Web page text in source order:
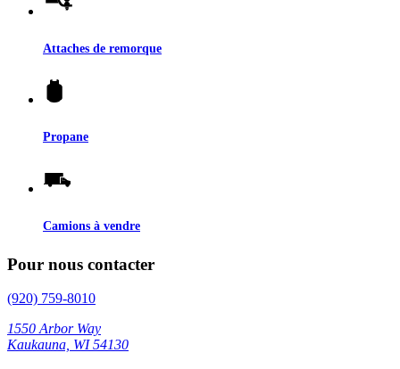
Attaches de remorque
Propane
Camions à vendre
Pour nous contacter
(920) 759-8010
1550 Arbor Way
Kaukauna, WI 54130